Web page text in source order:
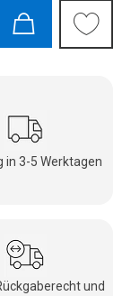
in 3-5 Werktagen
und